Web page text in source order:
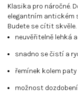
Klasika pro náročné.
elegantním antickém
Budete se cítit skvěle.
neuvěřitelně lehká
snadno se čistí a
řemínek kolem
možnost